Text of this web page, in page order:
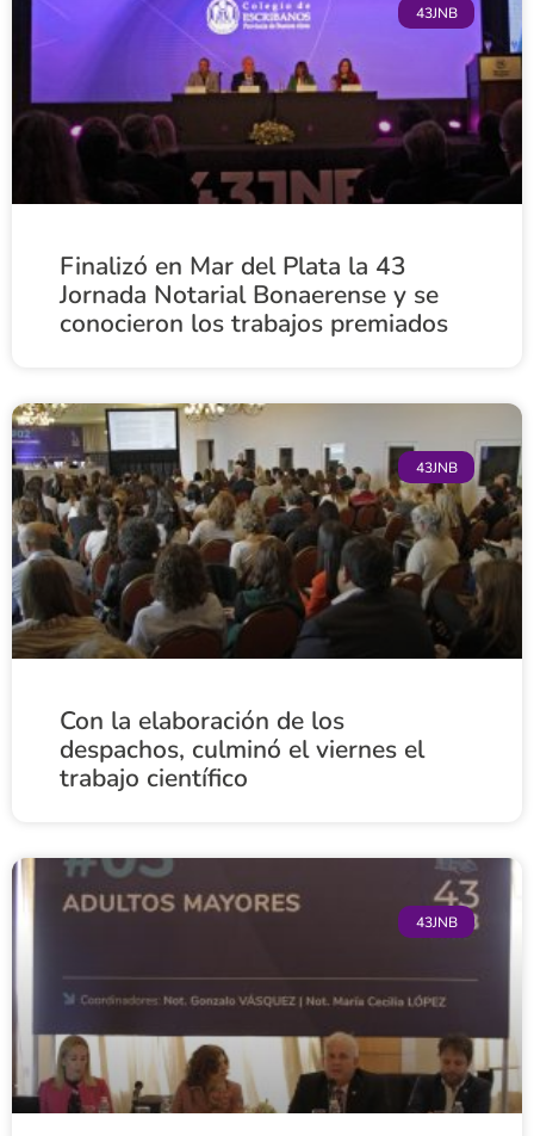
43JNB
Finalizó en Mar del Plata la 43
Jornada Notarial Bonaerense y se
conocieron los trabajos premiados
43JNB
Con la elaboración de los
despachos, culminó el viernes el
trabajo científico
43JNB